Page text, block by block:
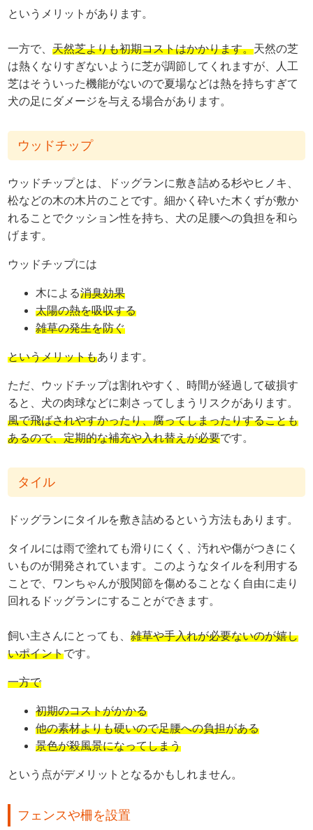
というメリットがあります。
一方で、天然芝よりも初期コストはかかります。天然の芝
は熱くなりすぎないように芝が調節してくれますが、人工
芝はそういった機能がないので夏場などは熱を持ちすぎて
犬の足にダメージを与える場合があります。
ウッドチップ
ウッドチップとは、ドッグランに敷き詰める杉やヒノキ、
松などの木の木片のことです。細かく砕いた木くずが敷か
れることでクッション性を持ち、犬の足腰への負担を和ら
げます。
ウッドチップには
木による消臭効果
太陽の熱を吸収する
雑草の発生を防ぐ
というメリットもあります。
ただ、ウッドチップは割れやすく、時間が経過して破損す
ると、犬の肉球などに刺さってしまうリスクがあります。
風で飛ばされやすかったり、腐ってしまったりすることも
あるので、定期的な補充や入れ替えが必要です。
タイル
ドッグランにタイルを敷き詰めるという方法もあります。
タイルには雨で塗れても滑りにくく、汚れや傷がつきにく
いものが開発されています。このようなタイルを利用する
ことで、ワンちゃんが股関節を傷めることなく自由に走り
回れるドッグランにすることができます。
飼い主さんにとっても、雑草や手入れが必要ないのが嬉し
いポイントです。
一方で
初期のコストがかかる
他の素材よりも硬いので足腰への負担がある
景色が殺風景になってしまう
という点がデメリットとなるかもしれません。
フェンスや柵を設置